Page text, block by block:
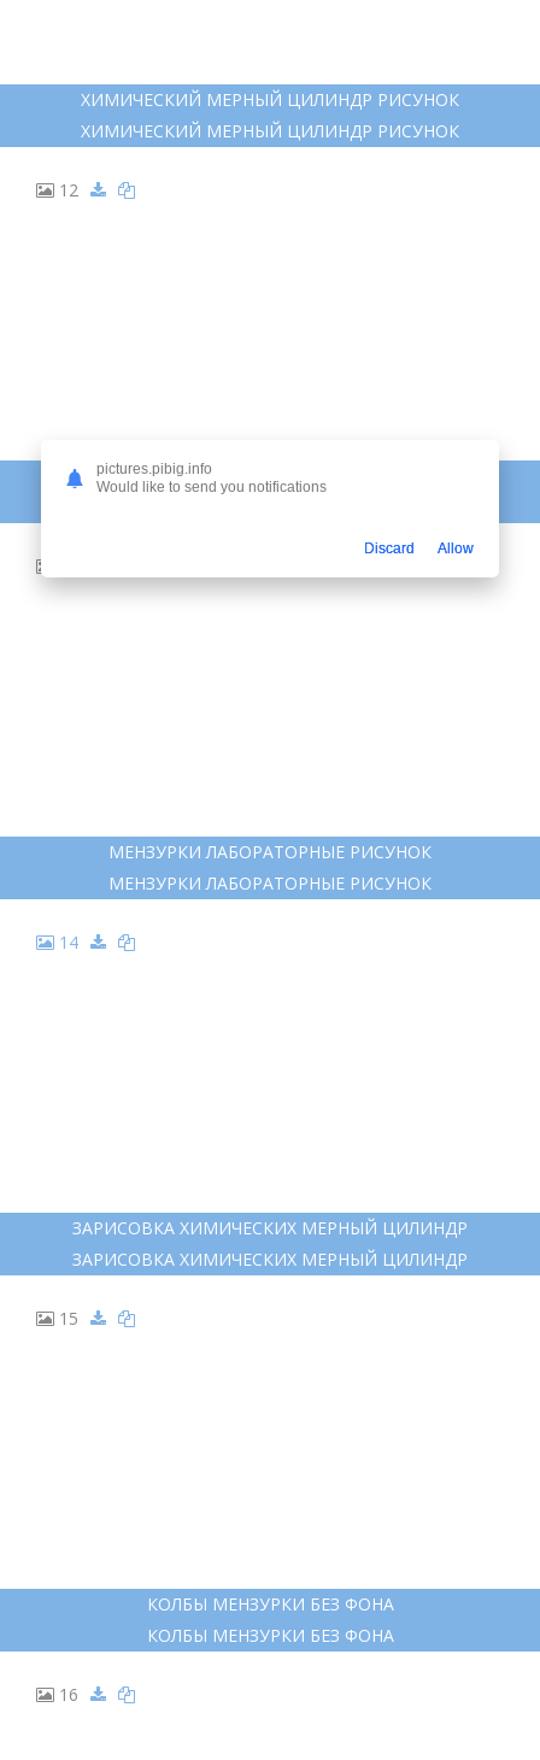
ХИМИЧЕСКИЙ МЕРНЫЙ ЦИЛИНДР РИСУНОК
ХИМИЧЕСКИЙ МЕРНЫЙ ЦИЛИНДР РИСУНОК
12
РИСУНКИ МЕНЗУРКИ И ОСТАЛЬНОЕ
МЕНЗУРКИ ЛАБОРАТОРНЫЕ РИСУНОК
МЕНЗУРКИ ЛАБОРАТОРНЫЕ РИСУНОК
14
ЗАРИСОВКА ХИМИЧЕСКИХ МЕРНЫЙ ЦИЛИНДР
ЗАРИСОВКА ХИМИЧЕСКИХ МЕРНЫЙ ЦИЛИНДР
15
КОЛБЫ МЕНЗУРКИ БЕЗ ФОНА
КОЛБЫ МЕНЗУРКИ БЕЗ ФОНА
16
pictures.pibig.info
Would like to send you notifications
Discard Allow